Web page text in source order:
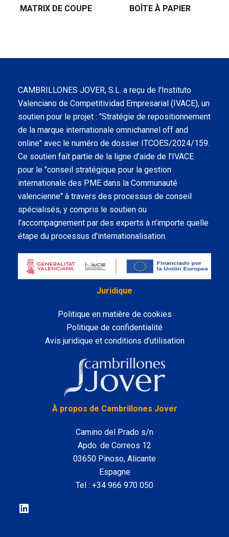
MATRIX DE COUPE BOÎTE À PAPIER
CAMBRILLONES JOVER, S.L. a reçu de l'Instituto
Valenciano de Competitividad Empresarial (IVACE), un
soutien pour le projet : "Stratégie de repositionnement
de la marque internationale omnichannel off and
online" avec le numéro de dossier ITCOES/2024/159.
Ce soutien fait partie de la ligne d'aide de l'IVACE
pour le "conseil stratégique pour la gestion
internationale des PME dans la Communauté
valencienne" à travers des processus de conseil
spécialisés, y compris le soutien ou
l'accompagnement par des experts à n'importe quelle
étape du processus d'internationalisation.
Juridique
Politique en matière de cookies
Politique de confidentialité
Avis juridique et conditions d’utilisation
À propos de Cambrillones Jover
Camino del Prado s/n
Apdo. de Correos 12
03650 Pinoso, Alicante
Espagne
Tel : +34 966 970 050
LinkedIn